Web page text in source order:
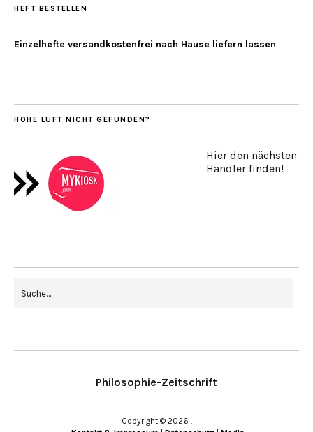
HEFT BESTELLEN
Einzelhefte versandkostenfrei nach Hause liefern lassen
HOHE LUFT NICHT GEFUNDEN?
Hier den nächsten
Händler finden!
Philosophie-Zeitschrift
Copyright © 2026